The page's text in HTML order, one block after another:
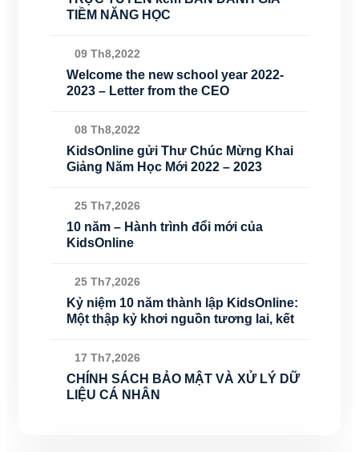
TIỀM NĂNG HỌC
09 Th8,2022
Welcome the new school year 2022-
2023 – Letter from the CEO
08 Th8,2022
KidsOnline gửi Thư Chúc Mừng Khai
Giảng Năm Học Mới 2022 – 2023
25 Th7,2026
10 năm – Hành trình đổi mới của
KidsOnline
25 Th7,2026
Kỷ niệm 10 năm thành lập KidsOnline:
Một thập kỷ khơi nguồn tương lai, kết
17 Th7,2026
CHÍNH SÁCH BẢO MẬT VÀ XỬ LÝ DỮ
LIỆU CÁ NHÂN